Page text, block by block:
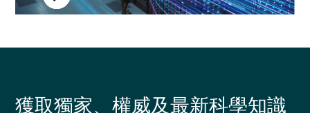
獲取獨家、權威及最新科學知識